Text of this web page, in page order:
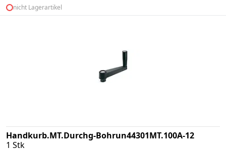
nicht Lagerartikel
Handkurb.MT.Durchg-Bohrun44301MT.100A-12
1 Stk